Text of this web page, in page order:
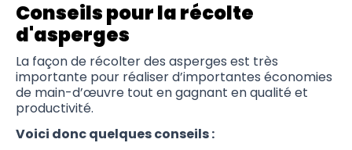
Conseils pour la récolte
d'asperges
La façon de récolter des asperges est très
importante pour réaliser d’importantes économies
de main-d’œuvre tout en gagnant en qualité et
productivité.
Voici donc quelques conseils :